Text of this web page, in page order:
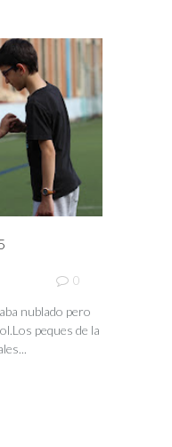
0
nublado pero
peques de la